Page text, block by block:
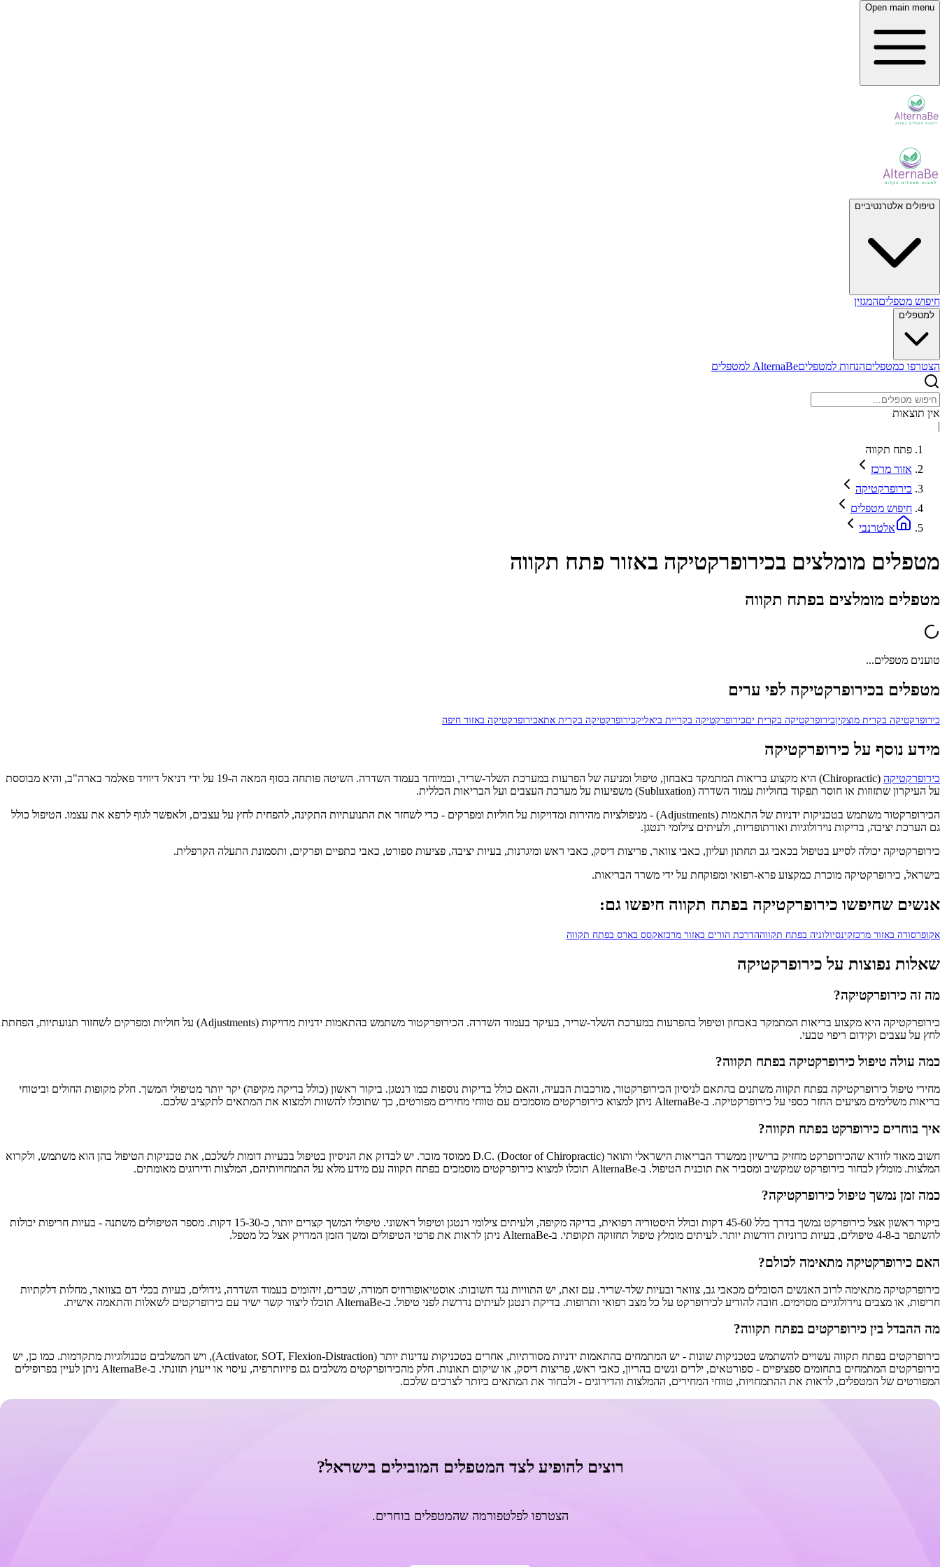
Open main menu
טיפולים אלטרנטיביים
חיפוש מטפליםהמגזין
למטפלים
הצטרפו כמטפליםהנחות למטפליםAlternaBe למטפלים
אין תוצאות
|
פתח תקווה
אזור מרכז
כירופרקטיקה
חיפוש מטפלים
אלטרנבי
מטפלים מומלצים בכירופרקטיקה באזור פתח תקווה
מטפלים מומלצים בפתח תקווה
טוענים מטפלים...
מטפלים בכירופרקטיקה לפי ערים
כירופרקטיקה בקרית מוצקיןכירופרקטיקה בקרית יםכירופרקטיקה בקריית ביאליקכירופרקטיקה בקרית אתאכירופרקטיקה באזור חיפה
מידע נוסף על כירופרקטיקה
כירופרקטיקה
(Chiropractic) היא מקצוע בריאות המתמקד באבחון, טיפול ומניעה של הפרעות במערכת השלד-שריר, ובמיוחד בעמוד השדרה. השיטה פותחה בסוף המאה ה-19 על ידי דניאל דיוויד פאלמר בארה"ב, והיא מבוססת
על העיקרון שתזוזות או חוסר תפקוד בחוליות עמוד השדרה (Subluxation) משפיעות על מערכת העצבים ועל הבריאות הכללית.
הכירופרקטור משתמש בטכניקות ידניות של התאמות (Adjustments) - מניפולציות מהירות ומדויקות על חוליות ומפרקים - כדי לשחזר את התנועתיות התקינה, להפחית לחץ על עצבים, ולאפשר לגוף לרפא את עצמו. הטיפול כולל
גם הערכת יציבה, בדיקות נוירולוגיות ואורתופדיות, ולעיתים צילומי רנטגן.
כירופרקטיקה יכולה לסייע בטיפול בכאבי גב תחתון ועליון, כאבי צוואר, פריצות דיסק, כאבי ראש ומיגרנות, בעיות יציבה, פציעות ספורט, כאבי כתפיים ופרקים, ותסמונת התעלה הקרפלית.
בישראל, כירופרקטיקה מוכרת כמקצוע פרא-רפואי ומפוקחת על ידי משרד הבריאות.
אנשים שחיפשו כירופרקטיקה בפתח תקווה חיפשו גם:
אקופרסורה באזור מרכזקינסיולוגיה בפתח תקווההדרכת הורים באזור מרכזאקסס בארס בפתח תקווה
שאלות נפוצות על כירופרקטיקה
מה זה כירופרקטיקה?
כירופרקטיקה היא מקצוע בריאות המתמקד באבחון וטיפול בהפרעות במערכת השלד-שריר, בעיקר בעמוד השדרה. הכירופרקטור משתמש בהתאמות ידניות מדויקות (Adjustments) על חוליות ומפרקים לשחזור תנועתיות, הפחתת
לחץ על עצבים וקידום ריפוי טבעי.
כמה עולה טיפול כירופרקטיקה בפתח תקווה?
מחירי טיפול כירופרקטיקה בפתח תקווה משתנים בהתאם לניסיון הכירופרקטור, מורכבות הבעיה, והאם כולל בדיקות נוספות כמו רנטגן. ביקור ראשון (כולל בדיקה מקיפה) יקר יותר מטיפולי המשך. חלק מקופות החולים וביטוחי
בריאות משלימים מציעים החזר כספי על כירופרקטיקה. ב-AlternaBe ניתן למצוא כירופרקטים מוסמכים עם טווחי מחירים מפורטים, כך שתוכלו להשוות ולמצוא את המתאים לתקציב שלכם.
איך בוחרים כירופרקט בפתח תקווה?
חשוב מאוד לוודא שהכירופרקט מחזיק ברישיון ממשרד הבריאות הישראלי ותואר D.C. (Doctor of Chiropractic) ממוסד מוכר. יש לבדוק את הניסיון בטיפול בבעיות דומות לשלכם, את טכניקות הטיפול בהן הוא משתמש, ולקרוא
המלצות. מומלץ לבחור כירופרקט שמקשיב ומסביר את תוכנית הטיפול. ב-AlternaBe תוכלו למצוא כירופרקטים מוסמכים בפתח תקווה עם מידע מלא על התמחויותיהם, המלצות ודירוגים מאומתים.
כמה זמן נמשך טיפול כירופרקטיקה?
ביקור ראשון אצל כירופרקט נמשך בדרך כלל 45-60 דקות וכולל היסטוריה רפואית, בדיקה מקיפה, ולעיתים צילומי רנטגן וטיפול ראשוני. טיפולי המשך קצרים יותר, כ-15-30 דקות. מספר הטיפולים משתנה - בעיות חריפות יכולות
להשתפר ב-4-8 טיפולים, בעיות כרוניות דורשות יותר. לעיתים מומלץ טיפול תחזוקה תקופתי. ב-AlternaBe ניתן לראות את פרטי הטיפולים ומשך הזמן המדויק אצל כל מטפל.
האם כירופרקטיקה מתאימה לכולם?
כירופרקטיקה מתאימה לרוב האנשים הסובלים מכאבי גב, צוואר ובעיות שלד-שריר. עם זאת, יש התוויות נגד חשובות: אוסטיאופורוזיס חמורה, שברים, זיהומים בעמוד השדרה, גידולים, בעיות בכלי דם בצוואר, מחלות דלקתיות
חריפות, או מצבים נוירולוגיים מסוימים. חובה להודיע לכירופרקט על כל מצב רפואי ותרופות. בדיקת רנטגן לעיתים נדרשת לפני טיפול. ב-AlternaBe תוכלו ליצור קשר ישיר עם כירופרקטים לשאלות והתאמה אישית.
מה ההבדל בין כירופרקטים בפתח תקווה?
כירופרקטים בפתח תקווה עשויים להשתמש בטכניקות שונות - יש המתמחים בהתאמות ידניות מסורתיות, אחרים בטכניקות עדינות יותר (Activator, SOT, Flexion-Distraction), ויש המשלבים טכנולוגיות מתקדמות. כמו כן, יש
כירופרקטים המתמחים בתחומים ספציפיים - ספורטאים, ילדים ונשים בהריון, כאבי ראש, פריצות דיסק, או שיקום תאונות. חלק מהכירופרקטים משלבים גם פיזיותרפיה, עיסוי או ייעוץ תזונתי. ב-AlternaBe ניתן לעיין בפרופילים
המפורטים של המטפלים, לראות את ההתמחויות, טווחי המחירים, ההמלצות והדירוגים - ולבחור את המתאים ביותר לצרכים שלכם.
רוצים להופיע לצד המטפלים המובילים בישראל?
הצטרפו לפלטפורמה שהמטפלים בוחרים.